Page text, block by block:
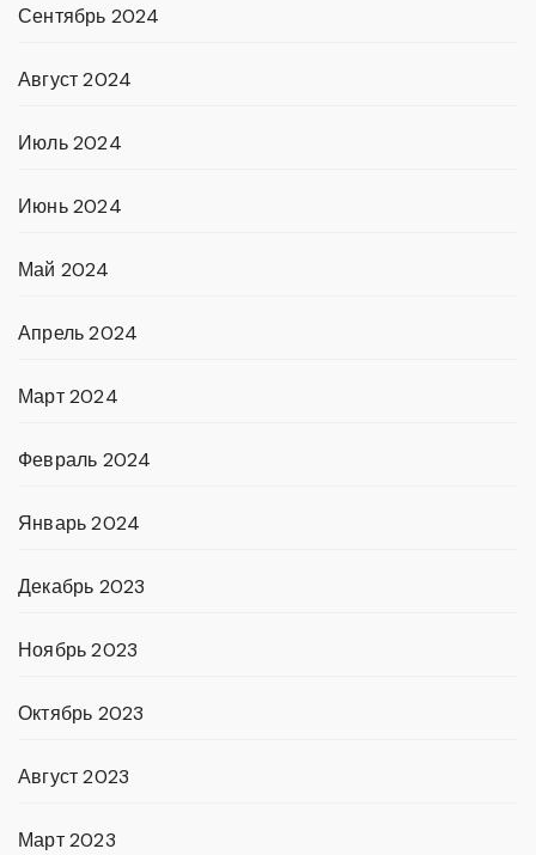
Сентябрь 2024
Август 2024
Июль 2024
Июнь 2024
Май 2024
Апрель 2024
Март 2024
Февраль 2024
Январь 2024
Декабрь 2023
Ноябрь 2023
Октябрь 2023
Август 2023
Март 2023